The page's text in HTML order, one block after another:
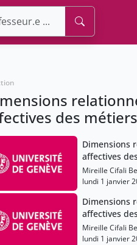
des
Dimensions
affectives
Mireille Cifali
lundi 1 janvier
Dimensions
affectives
Mireille Cifali
lundi 1 janvier